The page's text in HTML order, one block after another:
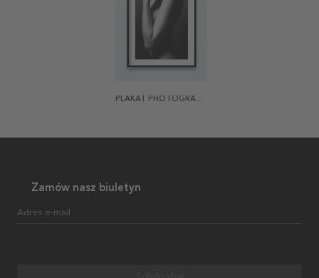
PLAKAT PHOTOGRAPHIC ANATOMY
Zamów nasz biuletyn
Adres e-mail